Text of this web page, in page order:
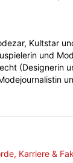
Kultstar
und
(Designerin
Karriere &